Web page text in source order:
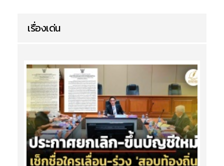
เรื่องเด่น